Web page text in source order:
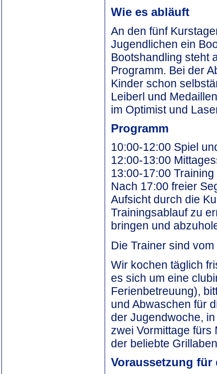
Wie es abläuft
An den fünf
Jugendlichen ein
Bootshandling steht
Programm. Bei der
Kinder schon
Leiberl und
im Optimist und
Programm
10:00-12:00 Spiel
12:00-13:00
13:00-17:00 Training
Nach 17:00 freier
Aufsicht durch die
Trainingsablauf zu
bringen und
Die Trainer sind
Wir kochen täglich
es sich um eine
Ferienbetreuung),
und Abwaschen für
der Jugendwoche,
zwei Vormittage fürs
der beliebte
Voraussetzung für